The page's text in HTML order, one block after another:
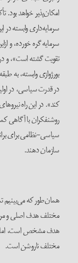
امکان‌پذیر خواهد بود.
سرمایه‌داری وابسته در
سرمایه گره خورده، و
تقویت گشته است»، و در
بورژوازی وابسته، به
در قدرت سیاسی، در
کند». در این راه
روشنفکران با آگاهی
سیاسی-نظامی برای
سازمان دهند.
همان‌طور که می‌بینیم
مختلف هدف اصلی و
هدف مشخص است، اما
مختلف ناروشن است.